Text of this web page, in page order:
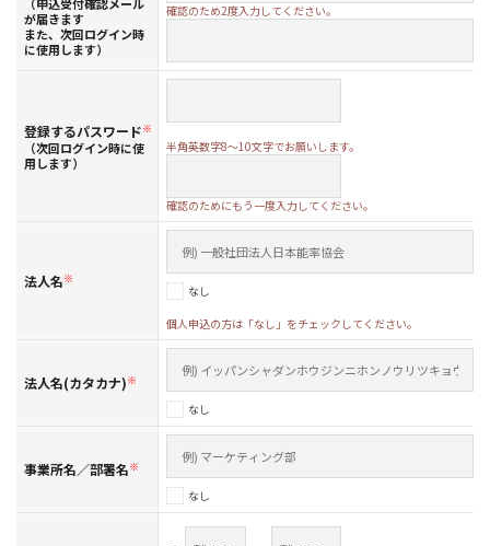
が届きます
また、次回ログイン時
に使用します）
確認のため2度入力してください。
登録するパスワード※
（次回ログイン時に使
用します）
半角英数字8～10文字でお願いします。
確認のためにもう一度入力してください。
法人名※
なし
個人申込の方は「なし」をチェックしてください。
法人名(カタカナ)※
なし
事業所名／部署名※
なし